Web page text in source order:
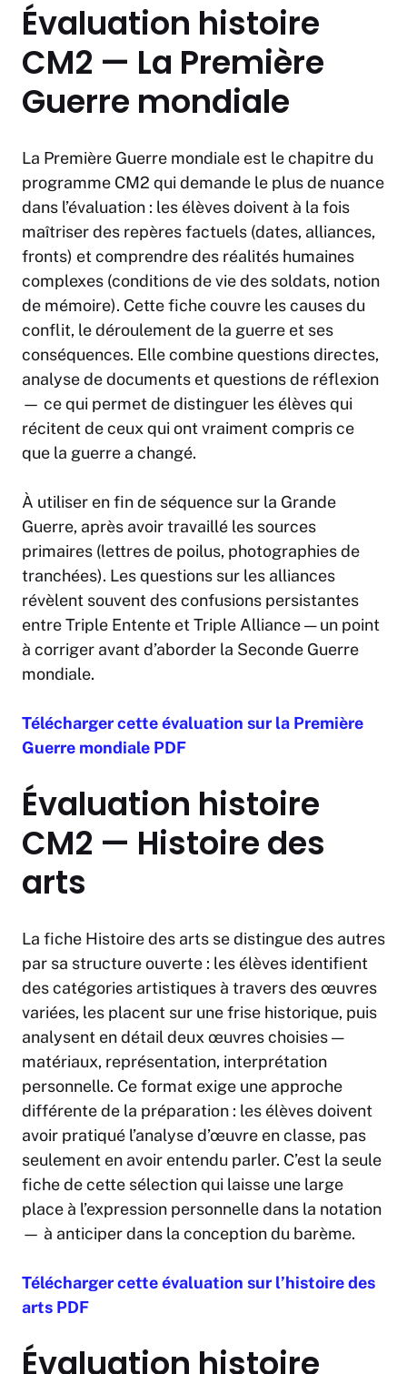
Évaluation histoire
CM2 — La Première
Guerre mondiale
La Première Guerre mondiale est le chapitre du
programme CM2 qui demande le plus de nuance
dans l’évaluation : les élèves doivent à la fois
maîtriser des repères factuels (dates, alliances,
fronts) et comprendre des réalités humaines
complexes (conditions de vie des soldats, notion
de mémoire). Cette fiche couvre les causes du
conflit, le déroulement de la guerre et ses
conséquences. Elle combine questions directes,
analyse de documents et questions de réflexion
— ce qui permet de distinguer les élèves qui
récitent de ceux qui ont vraiment compris ce
que la guerre a changé.
À utiliser en fin de séquence sur la Grande
Guerre, après avoir travaillé les sources
primaires (lettres de poilus, photographies de
tranchées). Les questions sur les alliances
révèlent souvent des confusions persistantes
entre Triple Entente et Triple Alliance — un point
à corriger avant d’aborder la Seconde Guerre
mondiale.
Télécharger cette évaluation sur la Première
Guerre mondiale PDF
Évaluation histoire
CM2 — Histoire des
arts
La fiche Histoire des arts se distingue des autres
par sa structure ouverte : les élèves identifient
des catégories artistiques à travers des œuvres
variées, les placent sur une frise historique, puis
analysent en détail deux œuvres choisies —
matériaux, représentation, interprétation
personnelle. Ce format exige une approche
différente de la préparation : les élèves doivent
avoir pratiqué l’analyse d’œuvre en classe, pas
seulement en avoir entendu parler. C’est la seule
fiche de cette sélection qui laisse une large
place à l’expression personnelle dans la notation
— à anticiper dans la conception du barème.
Télécharger cette évaluation sur l’histoire des
arts PDF
Évaluation histoire